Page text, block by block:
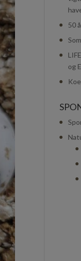
50
og